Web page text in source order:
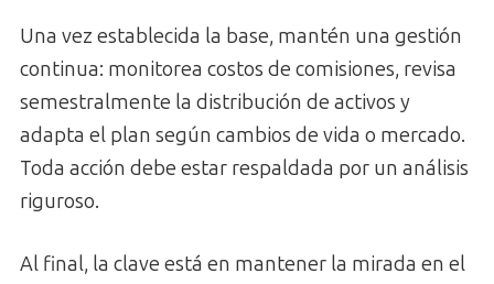
Una vez establecida la base, mantén una gestión
continua: monitorea costos de comisiones, revisa
semestralmente la distribución de activos y
adapta el plan según cambios de vida o mercado.
Toda acción debe estar respaldada por un análisis
riguroso.
Al final, la clave está en mantener la mirada en el